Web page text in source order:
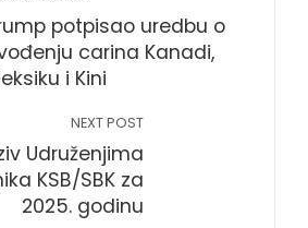
potpisao uredbu o
carina Kanadi,
i Kini
NEXT POST
Udruženjima
KSB/SBK za
2025. godinu